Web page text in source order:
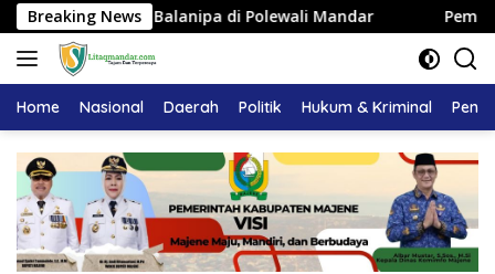
Langsung
ke
konten
Breaking News
Balanipa di Polewali Mandar Pemkab Majene
Home Nasional Daerah Politik Hukum & Kriminal